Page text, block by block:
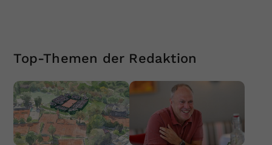
Top-Themen der Redaktion